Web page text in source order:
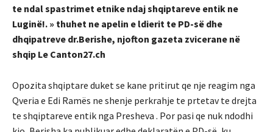
te ndal spastrimet etnike ndaj shqiptareve entik ne
Luginë!. » thuhet ne apelin e ldierit te PD-së dhe
dhqipatreve dr.Berishe, njofton gazeta zvicerane në
shqip Le Canton27.ch
Opozita shqiptare duket se kane pritirut qe nje reagim nga
Qveria e Edi Ramës ne shenje perkrahje te prtetav te drejta
te shqiptareve entik nga Presheva . Por pasi qe nuk ndodhi